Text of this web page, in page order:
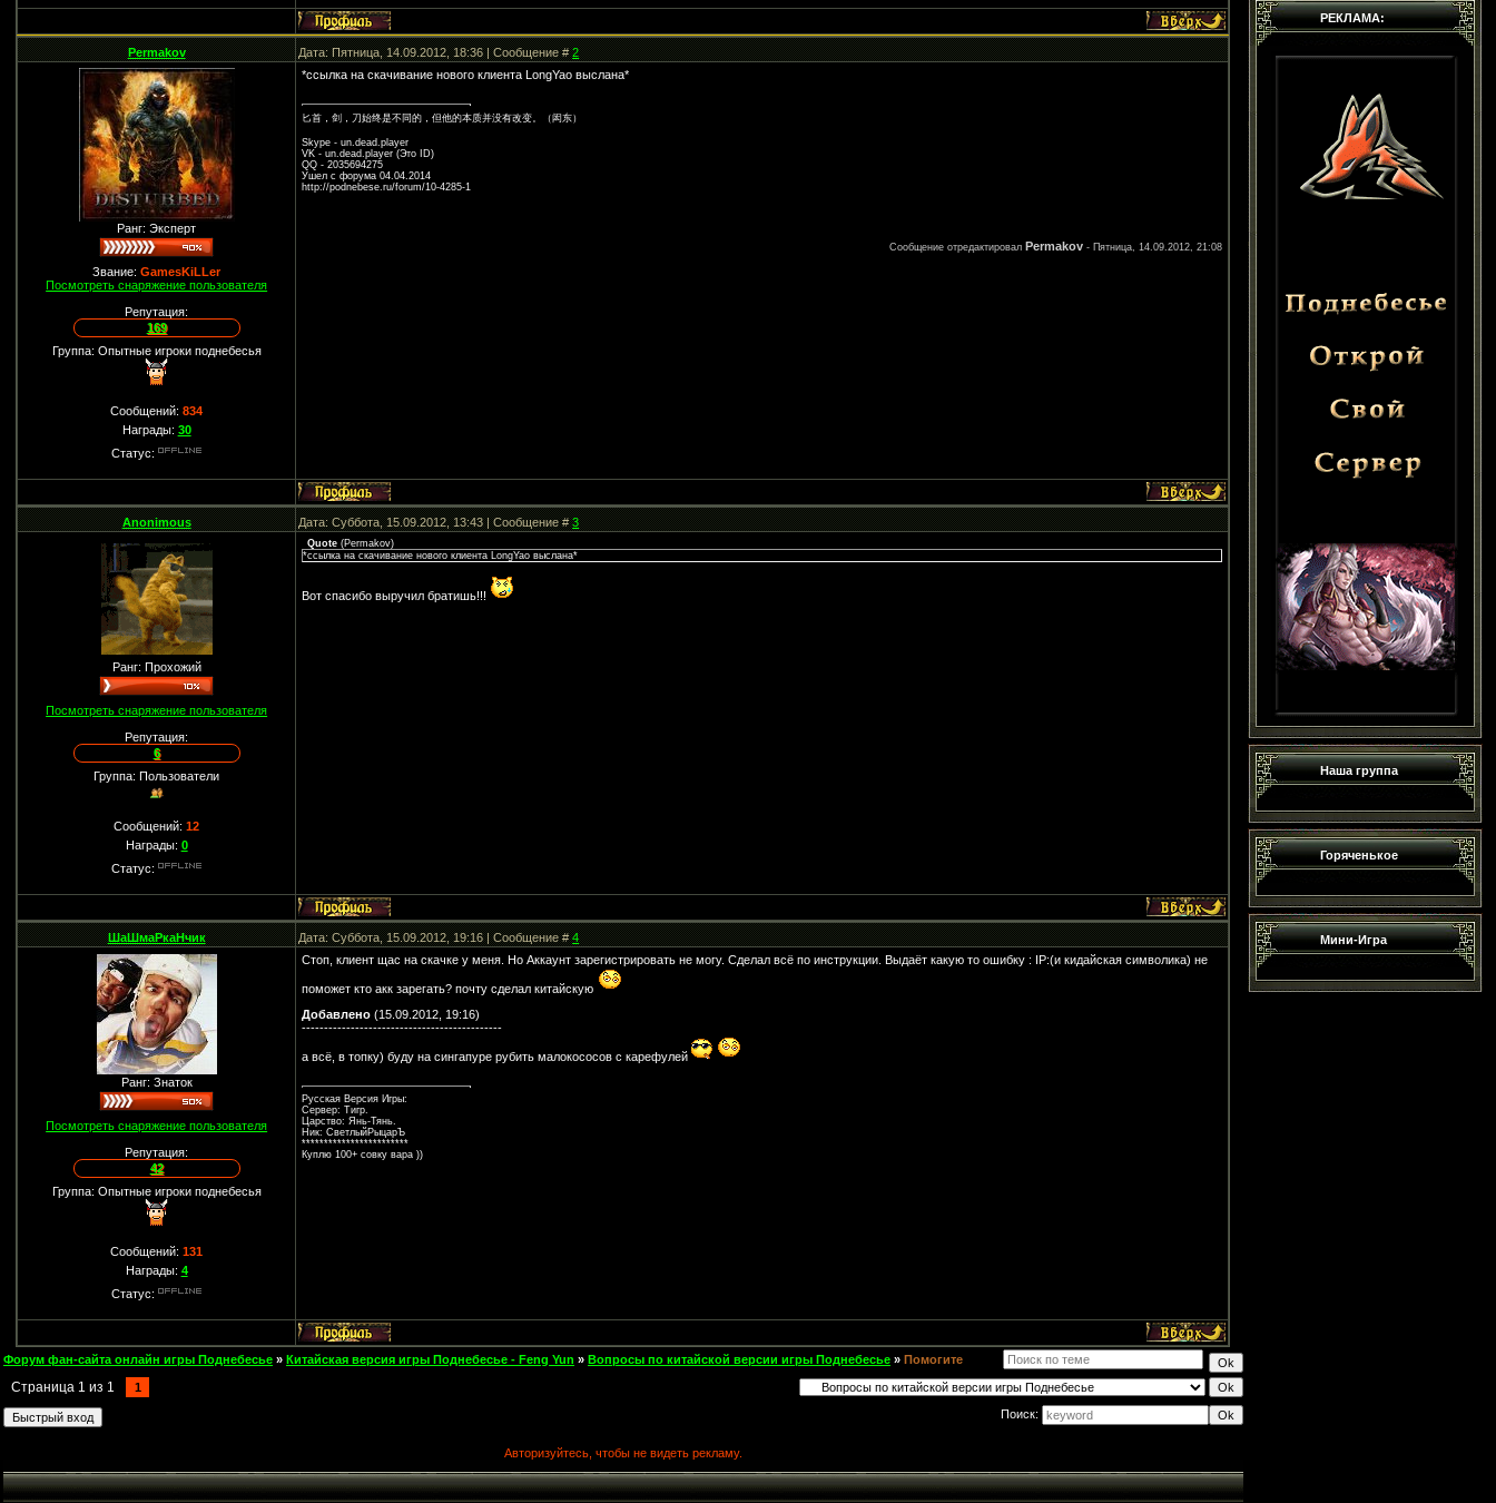
Permakov Дата: Пятница, 14.09.2012, 18:36 | Сообщение #2
Ранг: Эксперт
Звание:GamesKiLLer
Посмотреть снаряжение пользователя
Репутация:
169
Группа: Опытные игроки поднебесья
Сообщений:834
Награды: 30
Статус:
*ссылка на скачивание нового клиента LongYao выслана*
匕首，剑，刀始终是不同的，但他的本质并没有改变。（闳东）
Skype - un.dead.player
VK - un.dead.player (Это ID)
QQ - 2035694275
Ушел с форума 04.04.2014
http://podnebese.ru/forum/10-4285-1
Сообщение отредактировал Permakov - Пятница, 14.09.2012, 21:08
Anonimous Дата: Суббота, 15.09.2012, 13:43 | Сообщение #3
Ранг: Прохожий
Посмотреть снаряжение пользователя
Репутация:
6
Группа: Пользователи
Сообщений:12
Награды: 0
Статус:
Quote (Permakov)
*ссылка на скачивание нового клиента LongYao выслана*
Вот спасибо выручил братишь!!!
ШаШмаРкаНчик Дата: Суббота, 15.09.2012, 19:16 | Сообщение #4
Ранг: Знаток
Посмотреть снаряжение пользователя
Репутация:
42
Группа: Опытные игроки поднебесья
Сообщений:131
Награды: 4
Статус:
Стоп, клиент щас на скачке у меня. Но Аккаунт зарегистрировать не могу. Сделал всё по инструкции. Выдаёт какую то ошибку : IP:(и кидайская символика) не
поможет кто акк зарегать? почту сделал китайскую
Добавлено (15.09.2012, 19:16)
---------------------------------------------
а всё, в топку) буду на сингапуре рубить малокососов с карефулей
Русская Версия Игры:
Сервер: Тигр.
Царство: Янь-Тянь.
Ник: СветлыйРыцарЪ
************************
Куплю 100+ совку вара ))
Форум фан-сайта онлайн игры Поднебесье » Китайская версия игры Поднебесье - Feng Yun » Вопросы по китайской версии игры Поднебесье » Помогите
Страница 1 из 1
1
Поиск:
Авторизуйтесь, чтобы не видеть рекламу.
РЕКЛАМА:
Наша группа
Горяченькое
Мини-Игра